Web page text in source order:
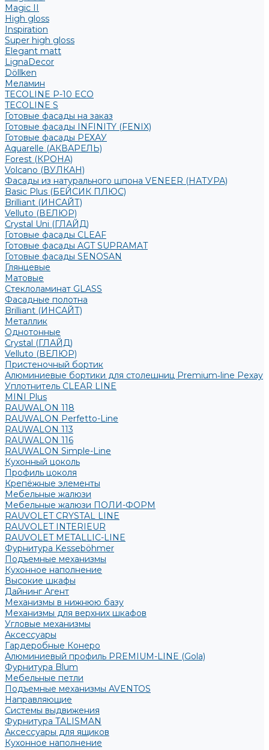
Magic II
High gloss
Inspiration
Super high gloss
Elegant matt
LignaDecor
Döllken
Меламин
TECOLINE P-10 ECO
TECOLINE S
Готовые фасады на заказ
Готовые фасады INFINITY (FENIX)
Готовые фасады РЕХАУ
Aquarelle (АКВАРЕЛЬ)
Forest (КРОНА)
Volcano (ВУЛКАН)
Фасады из натурального шпона VENEER (НАТУРА)
Basic Plus (БЕЙСИК ПЛЮС)
Brilliant (ИНСАЙТ)
Velluto (ВЕЛЮР)
Crystal Uni (ГЛАЙД)
Готовые фасады CLEAF
Готовые фасады AGT SUPRAMAT
Готовые фасады SENOSAN
Глянцевые
Матовые
Стеклоламинат GLASS
Фасадные полотна
Brilliant (ИНСАЙТ)
Металлик
Однотонные
Crystal (ГЛАЙД)
Velluto (ВЕЛЮР)
Пристеночный бортик
Алюминиевые бортики для столешниц Premium‑line Рехау
Уплотнитель CLEAR LINE
MINI Plus
RAUWALON 118
RAUWALON Perfetto-Line
RAUWALON 113
RAUWALON 116
RAUWALON Simple-Line
Кухонный цоколь
Профиль цоколя
Крепёжные элементы
Мебельные жалюзи
Мебельные жалюзи ПОЛИ-ФОРМ
RAUVOLET CRYSTAL LINE
RAUVOLET INTERIEUR
RAUVOLET METALLIC-LINE
Фурнитура Kesseböhmer
Подъемные механизмы
Кухонное наполнение
Высокие шкафы
Дайнинг Агент
Механизмы в нижнюю базу
Механизмы для верхних шкафов
Угловые механизмы
Аксессуары
Гардеробные Конеро
Алюминиевый профиль PREMIUM-LINE (Gola)
Фурнитура Blum
Мебельные петли
Подъемные механизмы AVENTOS
Направляющие
Системы выдвижения
Фурнитура TALISMAN
Аксессуары для ящиков
Кухонное наполнение